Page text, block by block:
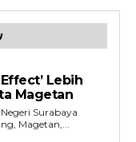
Lebih
Magetan
Surabaya
Magetan,...